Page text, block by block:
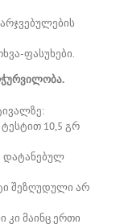
ფასუხები.
ტესტით 10,5 გრ
დატანებულ
შეზღუდული არ
კი მაინც ერთი